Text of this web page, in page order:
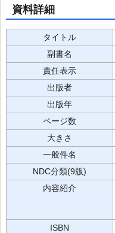
資料詳細
タイトル
副書名
責任表示
出版者
出版年
ページ数
大きさ
一般件名
NDC分類(9版)
内容紹介
ISBN